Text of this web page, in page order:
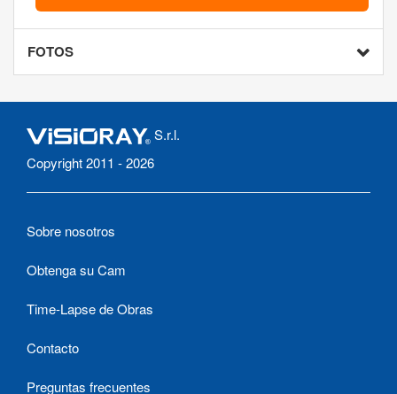
FOTOS
S.r.l.
Copyright 2011 - 2026
Sobre nosotros
Obtenga su Cam
Time-Lapse de Obras
Contacto
Preguntas frecuentes